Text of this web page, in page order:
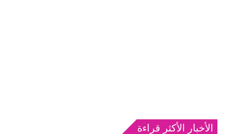
الأخبار الأكثر قراءة